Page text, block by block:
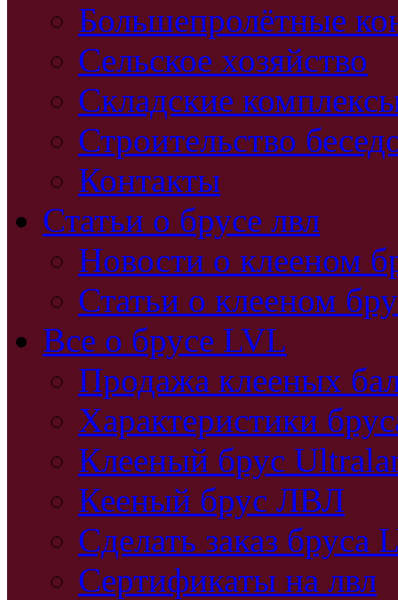
Большепролётные
Сельское хозяйство
Складские
Строительство
Контакты
Статьи о брусе лвл
Новости о клееном
Статьи о клееном
Все о брусе LVL
Продажа клееных
Характеристики
Клееный брус
Кееный брус ЛВЛ
Сделать заказ бруса
Сертификаты на лвл